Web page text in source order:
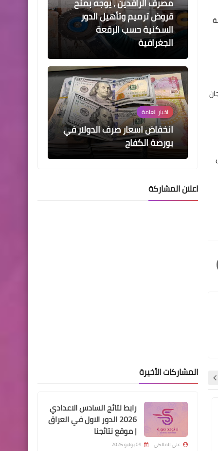
اخبار العامة اخبار العامة
قروض ترميم وتأهيل الدور
السكنية حسب الرقعة
الجغرافية
اخبار العامة
انخفاض اسعار صرف الدولار في
بورصة الكفاح
التحرك بدأ.. تفاصيل تأييد نيابي
لخفض سعر الدولار مقابل
الدينار
اعلان المشاركة
المشاركات الأخيرة
رابط نتائج السادس الاعدادي
2026 الدور الاول في العراق
| موقع نتائجنا
علي المالكي 09 يوليو 2026